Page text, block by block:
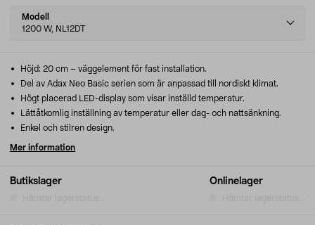
Select
variant
Modell
1200 W, NL12DT
Butikslager Onlinelager
Höjd: 20 cm – väggelement för fast installation.
Del av Adax Neo Basic serien som är anpassad till nordiskt klimat.
Högt placerad LED-display som visar inställd temperatur.
Lättåtkomlig inställning av temperatur eller dag- och nattsänkning.
Enkel och stilren design.
Mer information